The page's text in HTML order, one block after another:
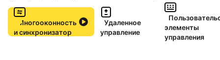
Многооконность
и синхронизатор
Удаленное
управление
элементы
управления